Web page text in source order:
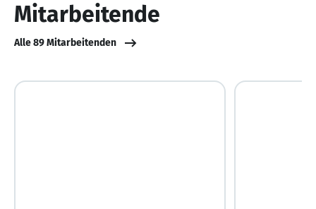
Mitarbeitende
Alle 89 Mitarbeitenden